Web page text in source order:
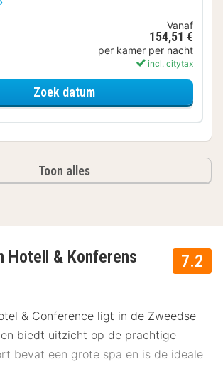
Vanaf
154,51 €
per kamer per nacht
incl. citytax
Zoek datumvoor Standaard Kamer
Toon alles
7.2
Hotell & Konferens
& Conference ligt in de Zweedse
biedt uitzicht op de prachtige
bevat een grote spa en is de ideale